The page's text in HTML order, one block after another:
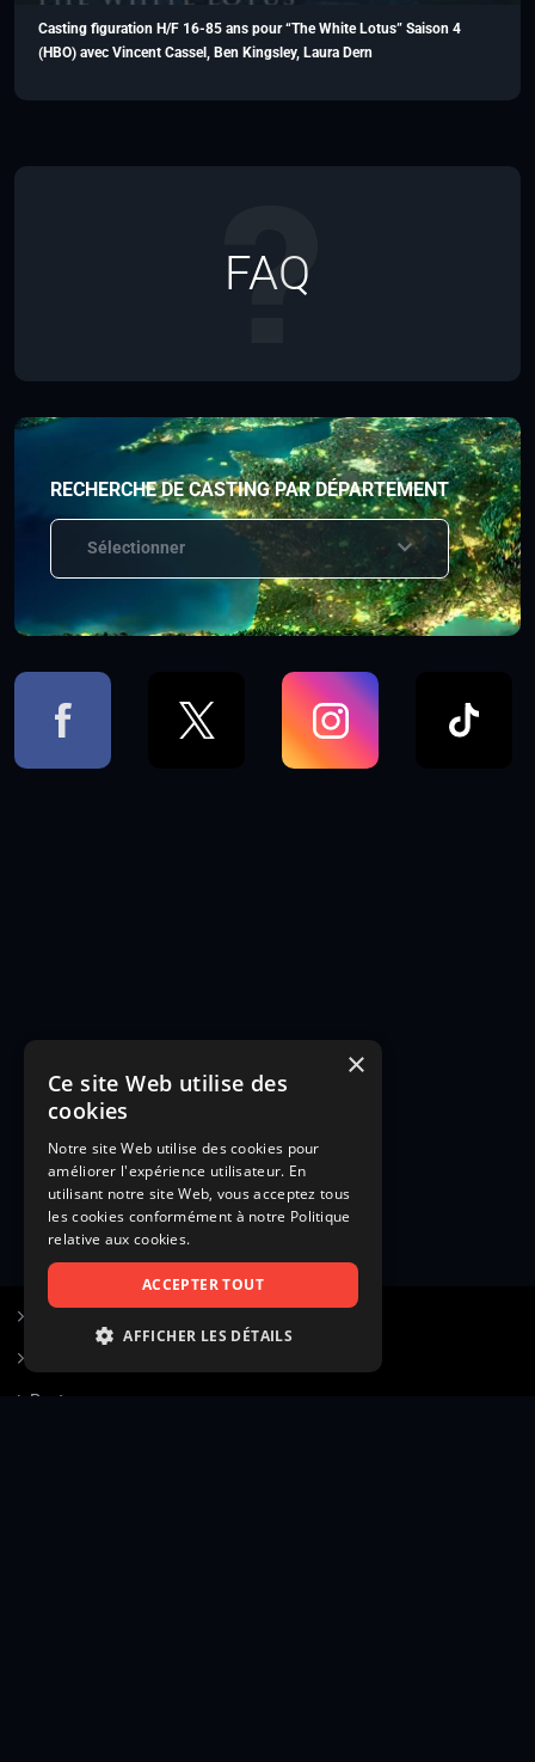
Casting figuration H/F 16-85 ans pour “The White Lotus” Saison 4
(HBO) avec Vincent Cassel, Ben Kingsley, Laura Dern
FAQ
RECHERCHE DE CASTING PAR DÉPARTEMENT
Sélectionner
Poster une annonce
×
Ce site Web utilise des
cookies
Notre site Web utilise des cookies pour
améliorer l'expérience utilisateur. En
utilisant notre site Web, vous acceptez tous
les cookies conformément à notre Politique
relative aux cookies.
ACCEPTER TOUT
AFFICHER LES DÉTAILS